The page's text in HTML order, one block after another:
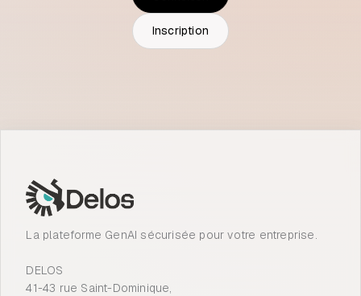
Inscription
La plateforme GenAI sécurisée pour votre entreprise.
DELOS
41-43 rue Saint-Dominique,